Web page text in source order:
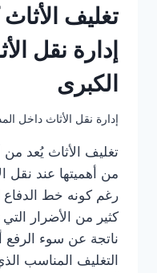
تغليف
إدارة نقل
الكبرى
إدارة نقل الأثاث داخل
تغليف الأثاث يُعد من
من أهميتها عند نقل
رغم كونه خط الدفاع
كثير من الأضرار
ناتجة عن سوء
التغليف المناسب